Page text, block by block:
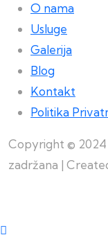
O nama
Usluge
Galerija
Blog
Kontakt
Politika
Copyright © 2024
zadržana |